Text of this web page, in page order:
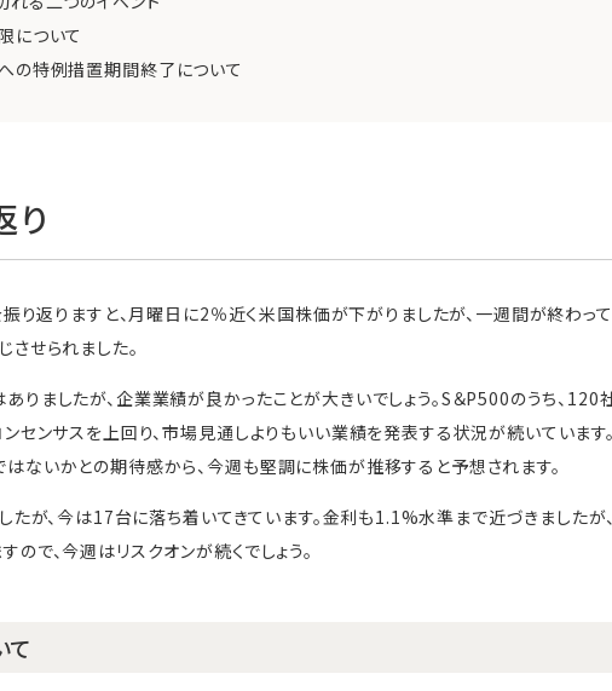
について
の特例措置期間終了について
り
り返りますと、月曜日に2％近く米国株価が下がりましたが、一週間が終わっ
させられました。
りましたが、企業業績が良かったことが大きいでしょう。S＆P500のうち、
センサスを上回り、市場見通しよりもいい業績を発表する状況が続いていま
ないかとの期待感から、今週も堅調に株価が推移すると予想されます。
たが、今は17台に落ち着いてきています。金利も1.1%水準まで近づきました
ので、今週はリスクオンが続くでしょう。
て